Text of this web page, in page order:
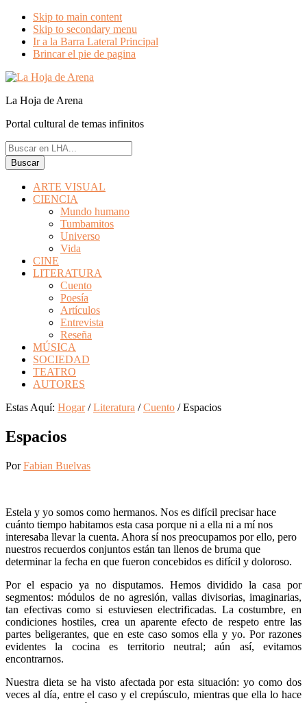
Skip to main content
Skip to secondary menu
Ir a la Barra Lateral Principal
Brincar el pie de pagina
La Hoja de Arena
Portal cultural de temas infinitos
Buscar
en
LHA...
ARTE VISUAL
CIENCIA
Mundo humano
Tumbamitos
Universo
Vida
CINE
LITERATURA
Cuento
Poesía
Artículos
Entrevista
Reseña
MÚSICA
SOCIEDAD
TEATRO
AUTORES
Estas Aquí: Hogar / Literatura / Cuento /Espacios
Espacios
PorFabian Buelvas
Estela y yo somos como hermanos. Nos es difícil precisar hace
cuánto tiempo habitamos esta casa porque ni a ella ni a mí nos
interesaba llevar la cuenta. Ahora sí nos preocupamos por ello, pero
nuestros recuerdos conjuntos están tan llenos de bruma que
determinar la fecha en que fueron concebidos es difícil y doloroso.
Por el espacio ya no disputamos. Hemos dividido la casa por
segmentos: módulos de no agresión, vallas divisorias, imaginarias,
tan efectivas como si estuviesen electrificadas. La costumbre, en
condiciones hostiles, crea un aparente efecto de respeto entre las
partes beligerantes, que en este caso somos ella y yo. Por razones
evidentes la cocina es territorio neutral; aún así, evitamos
encontrarnos.
Nuestra dieta se ha visto afectada por esta situación: yo como dos
veces al día, entre el caso y el crepúsculo, mientras que ella lo hace